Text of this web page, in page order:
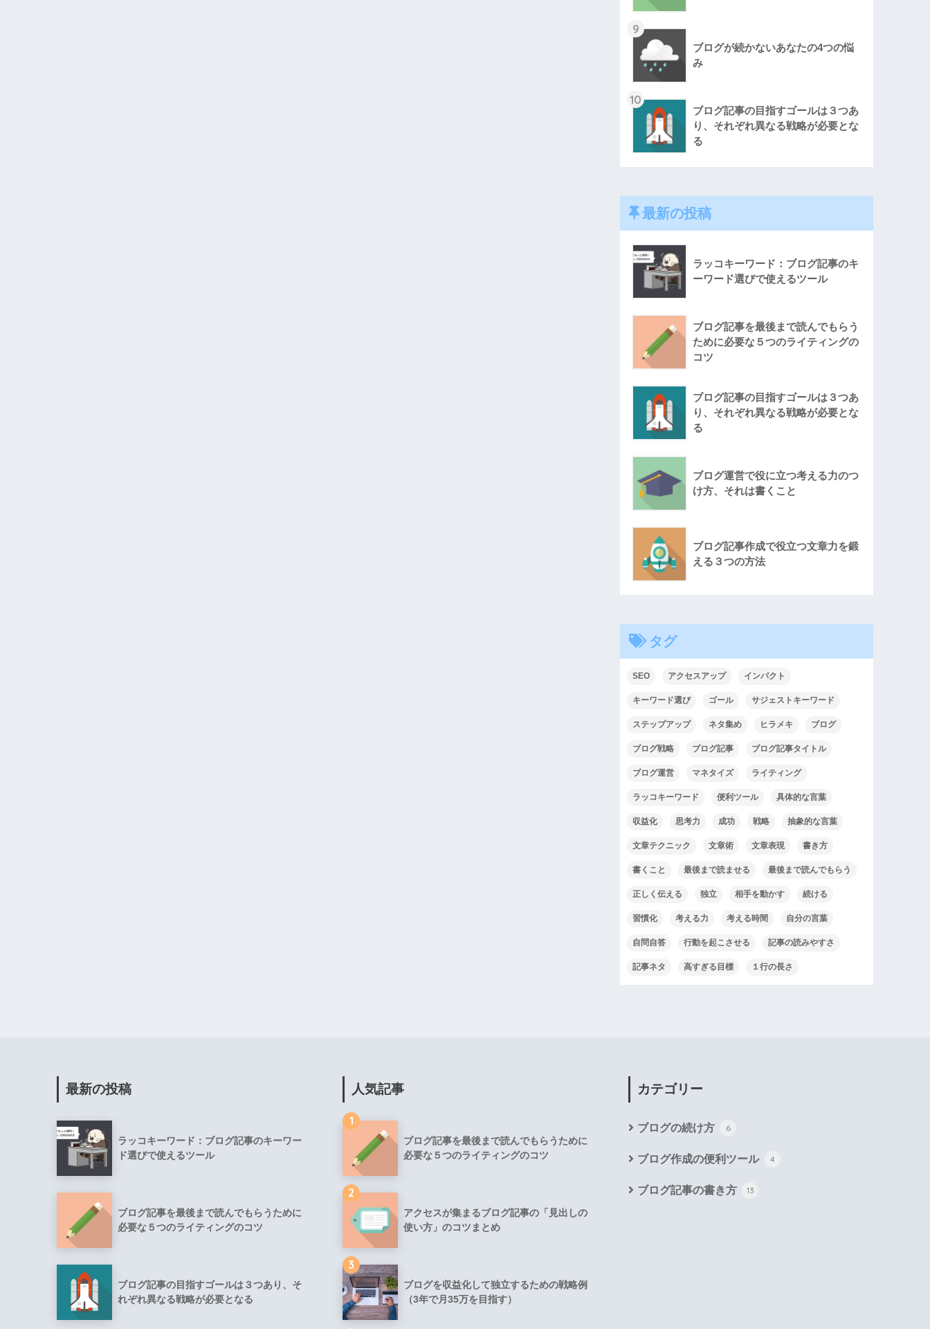
9
ブログが続かないあなたの4つの悩
み
10
ブログ記事の目指すゴールは３つあ
り、それぞれ異なる戦略が必要とな
る
最新の投稿
ラッコキーワード：ブログ記事のキ
ーワード選びで使えるツール
ブログ記事を最後まで読んでもらう
ために必要な５つのライティングの
コツ
ブログ記事の目指すゴールは３つあ
り、それぞれ異なる戦略が必要とな
る
ブログ運営で役に立つ考える力のつ
け方、それは書くこと
ブログ記事作成で役立つ文章力を鍛
える３つの方法
タグ
SEO アクセスアップ インパクト
キーワード選び ゴール サジェストキーワード
ステップアップ ネタ集め ヒラメキ ブログ
ブログ戦略 ブログ記事 ブログ記事タイトル
ブログ運営 マネタイズ ライティング
ラッコキーワード 便利ツール 具体的な言葉
収益化 思考力 成功 戦略 抽象的な言葉
文章テクニック 文章術 文章表現 書き方
書くこと 最後まで読ませる 最後まで読んでもらう
正しく伝える 独立 相手を動かす 続ける
習慣化 考える力 考える時間 自分の言葉
自問自答 行動を起こさせる 記事の読みやすさ
記事ネタ 高すぎる目標 １行の長さ
最新の投稿
ラッコキーワード：ブログ記事のキーワー
ド選びで使えるツール
ブログ記事を最後まで読んでもらうために
必要な５つのライティングのコツ
ブログ記事の目指すゴールは３つあり、そ
れぞれ異なる戦略が必要となる
人気記事
1
ブログ記事を最後まで読んでもらうために
必要な５つのライティングのコツ
2
アクセスが集まるブログ記事の「見出しの
使い方」のコツまとめ
3
ブログを収益化して独立するための戦略例
（3年で月35万を目指す）
カテゴリー
ブログの続け方 6
ブログ作成の便利ツール 4
ブログ記事の書き方 13